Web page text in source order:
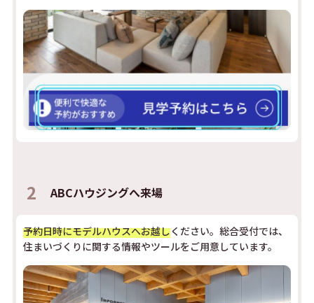
2 ABCハウジングへ来場
予約日時にモデルハウスへお越しください。総合受付では、
住まいづくりに関する情報やツールをご用意しています。